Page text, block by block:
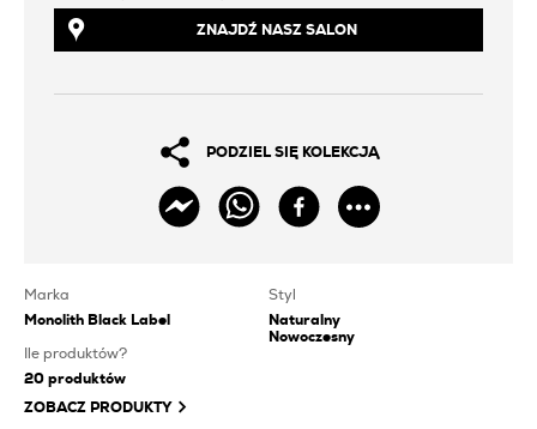
ZNAJDŹ NASZ SALON
PODZIEL SIĘ KOLEKCJĄ
Marka
Monolith Black Label
Styl
Naturalny
Nowoczesny
Ile produktów?
20 produktów
ZOBACZ PRODUKTY